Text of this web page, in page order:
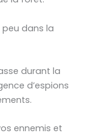
peu dans la
durant la
d’espions
ennemis et